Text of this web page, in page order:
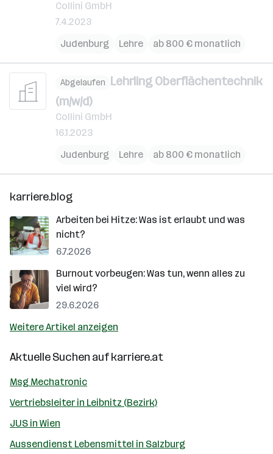
Collini GmbH
7.4.2023
Judenburg
Lehre ab 800 € monatlich
Abgelaufen Lehrling Oberflächentechnik
(m/w/d)
Collini GmbH
16.1.2023
Judenburg
Lehre ab 800 € monatlich
karriere.blog
Arbeiten bei Hitze: Was ist erlaubt und was
nicht?
6.7.2026
Burnout vorbeugen: Was tun, wenn alles zu
viel wird?
29.6.2026
Weitere Artikel anzeigen
Aktuelle Suchen aufkarriere.at
Msg Mechatronic
Vertriebsleiter in Leibnitz (Bezirk)
JUS in Wien
Aussendienst Lebensmittel in Salzburg